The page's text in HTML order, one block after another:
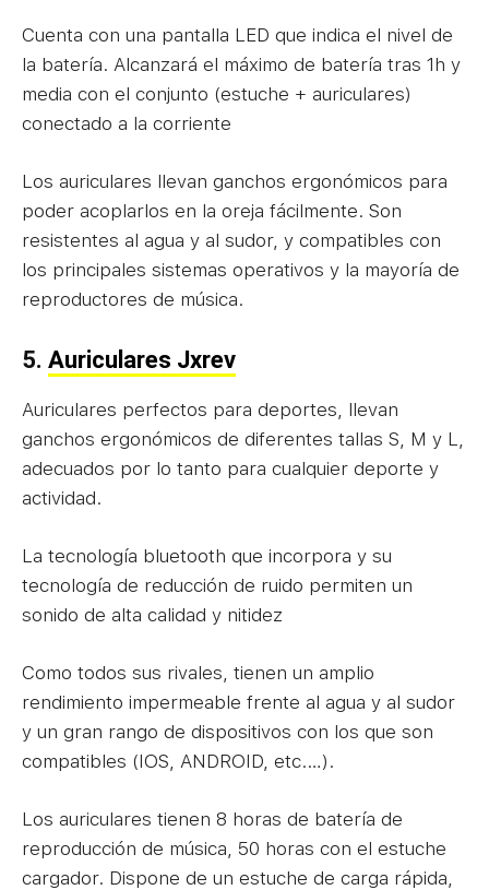
Cuenta con una pantalla LED que indica el nivel de
la batería. Alcanzará el máximo de batería tras 1h y
media con el conjunto (estuche + auriculares)
conectado a la corriente
Los auriculares llevan ganchos ergonómicos para
poder acoplarlos en la oreja fácilmente. Son
resistentes al agua y al sudor, y compatibles con
los principales sistemas operativos y la mayoría de
reproductores de música.
5. Auriculares Jxrev
Auriculares perfectos para deportes, llevan
ganchos ergonómicos de diferentes tallas S, M y L,
adecuados por lo tanto para cualquier deporte y
actividad.
La tecnología bluetooth que incorpora y su
tecnología de reducción de ruido permiten un
sonido de alta calidad y nitidez
Como todos sus rivales, tienen un amplio
rendimiento impermeable frente al agua y al sudor
y un gran rango de dispositivos con los que son
compatibles (IOS, ANDROID, etc.…).
Los auriculares tienen 8 horas de batería de
reproducción de música, 50 horas con el estuche
cargador. Dispone de un estuche de carga rápida,